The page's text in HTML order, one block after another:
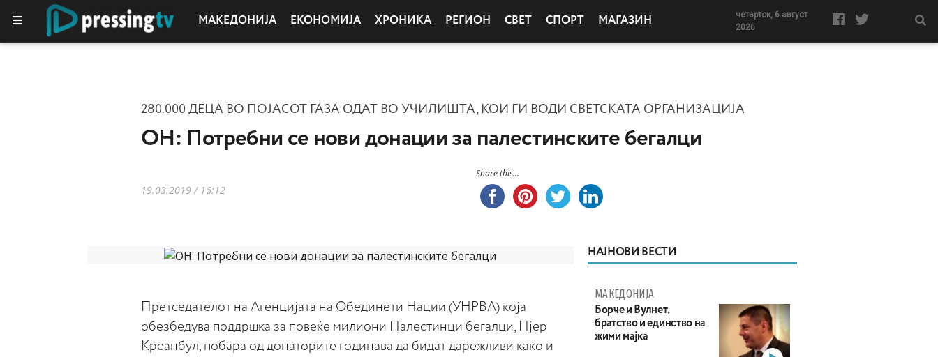
МАКЕДОНИЈА ЕКОНОМИЈА ХРОНИКА РЕГИОН СВЕТ СПОРТ МАГАЗИН
четврток, 6 август
2026
280.000 ДЕЦА ВО ПОЈАСОТ ГАЗА ОДАТ ВО УЧИЛИШТА, КОИ ГИ ВОДИ СВЕТСКАТА ОРГАНИЗАЦИЈА
ОН: Потребни се нови донации за палестинските бегалци
19.03.2019 / 16:12
Share this...
Претседателот на Агенцијата на Обединети Нации (УНРВА) која
обезбедува поддршка за повеќе милиони Палестинци бегалци, Пјер
Креанбул, побара од донаторите годинава да бидат дарежливи како и
НАЈНОВИ ВЕСТИ
МАКЕДОНИЈА
Борче и Вулнет,
братство и единство на
жими мајка